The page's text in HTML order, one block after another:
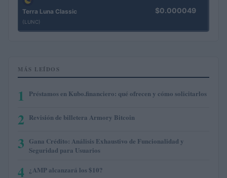
Terra Luna Classic
(LUNC)
$0.000049
MÁS LEÍDOS
1 Préstamos en Kubo.financiero: qué ofrecen y cómo solicitarlos
2 Revisión de billetera Armory Bitcoin
3 Gana Crédito: Análisis Exhaustivo de Funcionalidad y
Seguridad para Usuarios
4 ¿AMP alcanzará los $10?